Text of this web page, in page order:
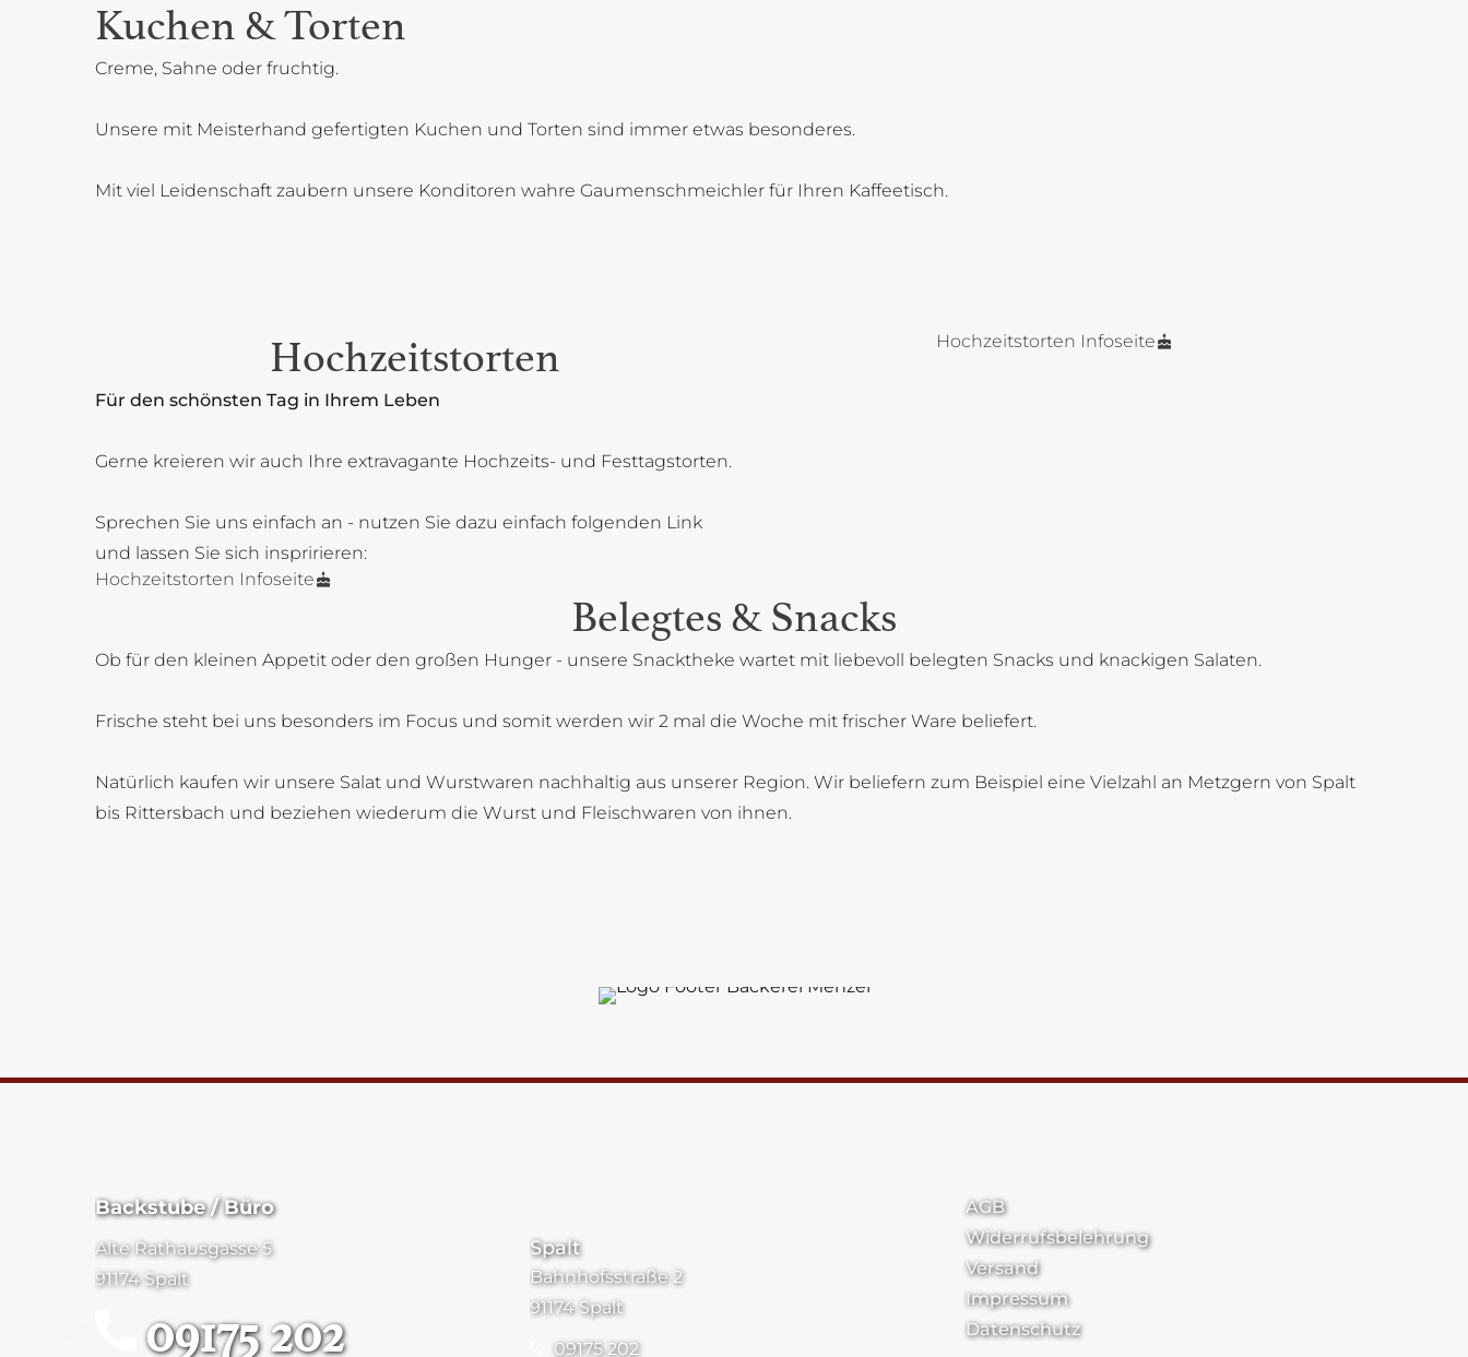
Kuchen & Torten
Creme, Sahne oder fruchtig.
Unsere mit Meisterhand gefertigten Kuchen und Torten sind immer etwas besonderes.
Mit viel Leidenschaft zaubern unsere Konditoren wahre Gaumenschmeichler für Ihren Kaffeetisch.
Hochzeitstorten
Für den schönsten Tag in Ihrem Leben
Gerne kreieren wir auch Ihre extravagante Hochzeits- und Festtagstorten.
Sprechen Sie uns einfach an - nutzen Sie dazu einfach folgenden Link
und lassen Sie sich inspririeren:
Hochzeitstorten Infoseite
Hochzeitstorten Infoseite
Belegtes & Snacks
Ob für den kleinen Appetit oder den großen Hunger - unsere Snacktheke wartet mit liebevoll belegten Snacks und knackigen Salaten.
Frische steht bei uns besonders im Focus und somit werden wir 2 mal die Woche mit frischer Ware beliefert.
Natürlich kaufen wir unsere Salat und Wurstwaren nachhaltig aus unserer Region. Wir beliefern zum Beispiel eine Vielzahl an Metzgern von Spalt
bis Rittersbach und beziehen wiederum die Wurst und Fleischwaren von ihnen.
Backstube / Büro
Alte Rathausgasse 5
91174 Spalt
09175 202
Spalt
Bahnhofsstraße 2
91174 Spalt
09175 202
AGB
Widerrufsbelehrung
Versand
Impressum
Datenschutz